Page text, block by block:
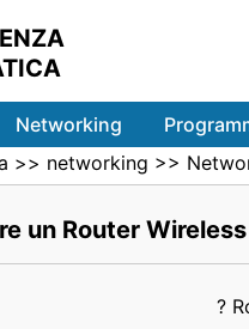
Networking
>> networking >>
un Router
?